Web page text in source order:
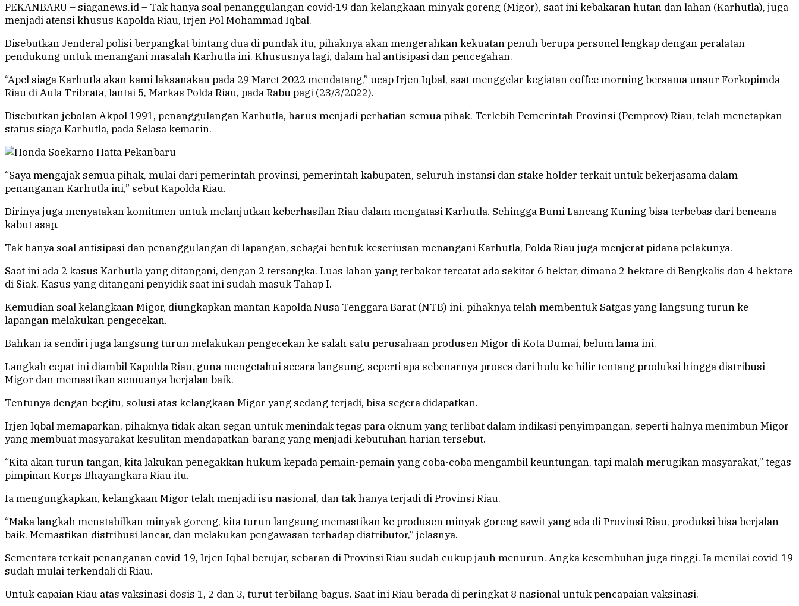
PEKANBARU – siaganews.id – Tak hanya soal penanggulangan covid-19 dan kelangkaan minyak goreng (Migor), saat ini kebakaran hutan dan lahan (Karhutla), juga
menjadi atensi khusus Kapolda Riau, Irjen Pol Mohammad Iqbal.
Disebutkan Jenderal polisi berpangkat bintang dua di pundak itu, pihaknya akan mengerahkan kekuatan penuh berupa personel lengkap dengan peralatan
pendukung untuk menangani masalah Karhutla ini. Khususnya lagi, dalam hal antisipasi dan pencegahan.
“Apel siaga Karhutla akan kami laksanakan pada 29 Maret 2022 mendatang,” ucap Irjen Iqbal, saat menggelar kegiatan coffee morning bersama unsur Forkopimda
Riau di Aula Tribrata, lantai 5, Markas Polda Riau, pada Rabu pagi (23/3/2022).
Disebutkan jebolan Akpol 1991, penanggulangan Karhutla, harus menjadi perhatian semua pihak. Terlebih Pemerintah Provinsi (Pemprov) Riau, telah menetapkan
status siaga Karhutla, pada Selasa kemarin.
“Saya mengajak semua pihak, mulai dari pemerintah provinsi, pemerintah kabupaten, seluruh instansi dan stake holder terkait untuk bekerjasama dalam
penanganan Karhutla ini,” sebut Kapolda Riau.
Dirinya juga menyatakan komitmen untuk melanjutkan keberhasilan Riau dalam mengatasi Karhutla. Sehingga Bumi Lancang Kuning bisa terbebas dari bencana
kabut asap.
Tak hanya soal antisipasi dan penanggulangan di lapangan, sebagai bentuk keseriusan menangani Karhutla, Polda Riau juga menjerat pidana pelakunya.
Saat ini ada 2 kasus Karhutla yang ditangani, dengan 2 tersangka. Luas lahan yang terbakar tercatat ada sekitar 6 hektar, dimana 2 hektare di Bengkalis dan 4 hektare
di Siak. Kasus yang ditangani penyidik saat ini sudah masuk Tahap I.
Kemudian soal kelangkaan Migor, diungkapkan mantan Kapolda Nusa Tenggara Barat (NTB) ini, pihaknya telah membentuk Satgas yang langsung turun ke
lapangan melakukan pengecekan.
Bahkan ia sendiri juga langsung turun melakukan pengecekan ke salah satu perusahaan produsen Migor di Kota Dumai, belum lama ini.
Langkah cepat ini diambil Kapolda Riau, guna mengetahui secara langsung, seperti apa sebenarnya proses dari hulu ke hilir tentang produksi hingga distribusi
Migor dan memastikan semuanya berjalan baik.
Tentunya dengan begitu, solusi atas kelangkaan Migor yang sedang terjadi, bisa segera didapatkan.
Irjen Iqbal memaparkan, pihaknya tidak akan segan untuk menindak tegas para oknum yang terlibat dalam indikasi penyimpangan, seperti halnya menimbun Migor
yang membuat masyarakat kesulitan mendapatkan barang yang menjadi kebutuhan harian tersebut.
“Kita akan turun tangan, kita lakukan penegakkan hukum kepada pemain-pemain yang coba-coba mengambil keuntungan, tapi malah merugikan masyarakat,” tegas
pimpinan Korps Bhayangkara Riau itu.
Ia mengungkapkan, kelangkaan Migor telah menjadi isu nasional, dan tak hanya terjadi di Provinsi Riau.
“Maka langkah menstabilkan minyak goreng, kita turun langsung memastikan ke produsen minyak goreng sawit yang ada di Provinsi Riau, produksi bisa berjalan
baik. Memastikan distribusi lancar, dan melakukan pengawasan terhadap distributor,” jelasnya.
Sementara terkait penanganan covid-19, Irjen Iqbal berujar, sebaran di Provinsi Riau sudah cukup jauh menurun. Angka kesembuhan juga tinggi. Ia menilai covid-19
sudah mulai terkendali di Riau.
Untuk capaian Riau atas vaksinasi dosis 1, 2 dan 3, turut terbilang bagus. Saat ini Riau berada di peringkat 8 nasional untuk pencapaian vaksinasi.